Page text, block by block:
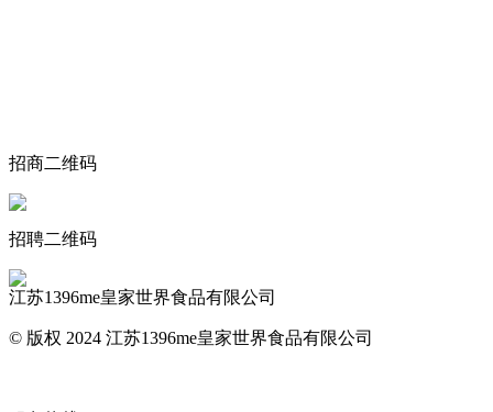
招商二维码
招聘二维码
江苏1396me皇家世界食品有限公司
© 版权 2024 江苏1396me皇家世界食品有限公司